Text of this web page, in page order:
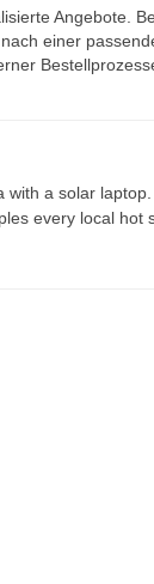
Angebote.
einer
a solar
every local hot